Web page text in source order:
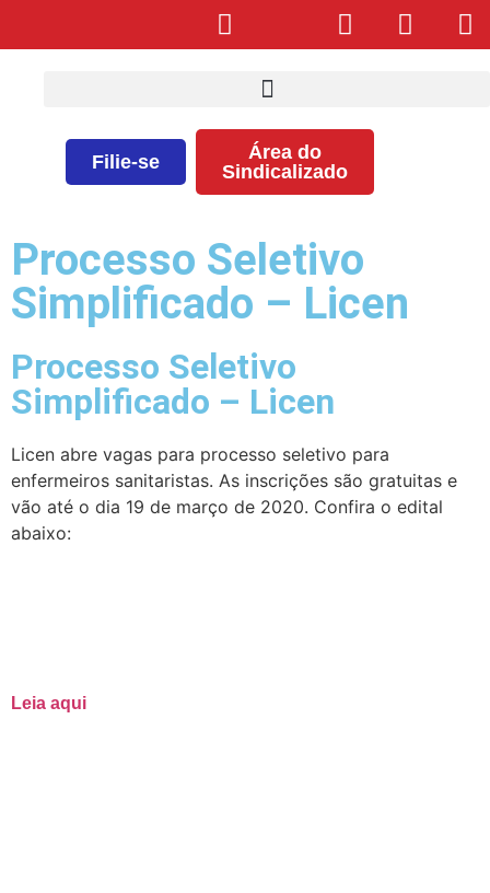
Filie-se
Área do
Sindicalizado
Processo Seletivo
Simplificado – Licen
Processo Seletivo
Simplificado – Licen
Licen abre vagas para processo seletivo para
enfermeiros sanitaristas. As inscrições são gratuitas e
vão até o dia 19 de março de 2020. Confira o edital
abaixo:
Leia aqui